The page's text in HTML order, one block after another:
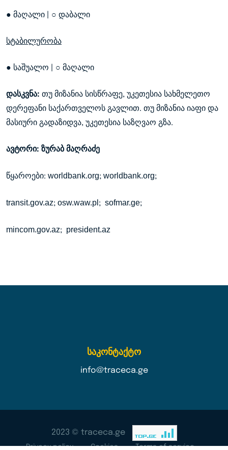
● მაღალი | ○ დაბალი
სტაბილურობა
● საშუალო | ○ მაღალი
დასკვნა: თუ მიზანია სისწრაფე, უკეთესია სახმელეთო
დერეფანი საქართველოს გავლით. თუ მიზანია იაფი და
მასიური გადაზიდვა, უკეთესია საზღვაო გზა.
ავტორი: ზურაბ მაღრაძე
წყაროები: worldbank.org; worldbank.org;
transit.gov.az; osw.waw.pl ; sofmar.ge;
mincom.gov.az; president.az
საკონტაქტო
info@traceca.ge
2023 © traceca.ge
Privacy policy Cookies Terms of service